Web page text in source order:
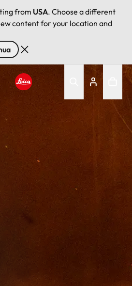
from USA. Choose a different
content for your location and
Leica logo - Home